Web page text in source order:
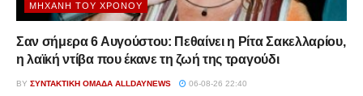
ΜΗΧΑΝΉ ΤΟΥ ΧΡΌΝΟΥ
Σαν σήμερα 6 Αυγούστου: Πεθαίνει η Ρίτα Σακελλαρίου,
η λαϊκή ντίβα που έκανε τη ζωή της τραγούδι
BY ΣΥΝΤΑΚΤΙΚΉ ΟΜΆΔΑ ALLDAYNEWS 06-08-26 22:40